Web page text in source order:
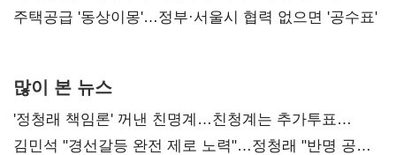
진실 밝혀야"
주택공급 '동상이몽'…정부·서울시 협력 없으면 '공수표'
많이 본 뉴스
'정청래 책임론' 꺼낸 친명계…친청계는 추가투표
때리기
김민석 "경선갈등 완전 제로 노력"…정청래 "반명 공세